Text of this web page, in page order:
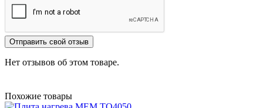
Отправить свой отзыв
Нет отзывов об этом товаре.
Похожие товары